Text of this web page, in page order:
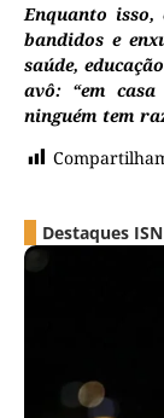
Enquanto
bandidos e
saúde,
avô: “em
ninguém tem
Destaques ISN